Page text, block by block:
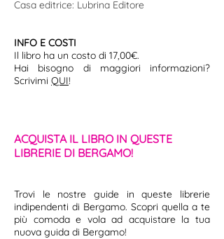
Casa editrice: Lubrina Editore
INFO E COSTI
Il libro ha un costo di 17,00€.
Hai bisogno di maggiori informazioni?
Scrivimi QUI!
ACQUISTA IL LIBRO IN QUESTE
LIBRERIE DI BERGAMO!
Trovi le nostre guide in queste librerie
indipendenti di Bergamo. Scopri quella a te
più comoda e vola ad acquistare la tua
nuova guida di Bergamo!